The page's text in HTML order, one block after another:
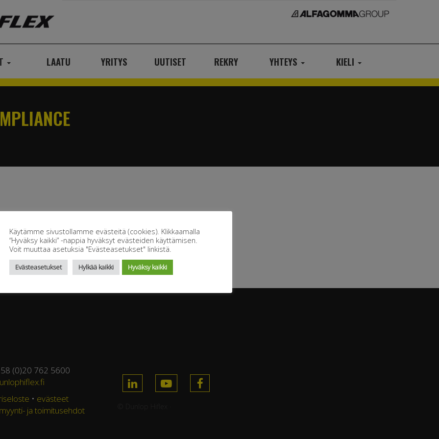
LAATU YRITYS UUTISET REKRY YHTEYS KIELI
and Drug Administration – 455LE – LL
(0)20 762 5600
• evästeet
ja toimitusehdot
Käytämme sivustollamme evästeitä (cookies). Klikkaamalla
“Hyväksy kaikki” -nappia hyväksyt evästeiden käyttämisen.
Voit muuttaa asetuksia "Evästeasetukset" linkistä.
Evästeasetukset Hylkää kaikki Hyväksy kaikki